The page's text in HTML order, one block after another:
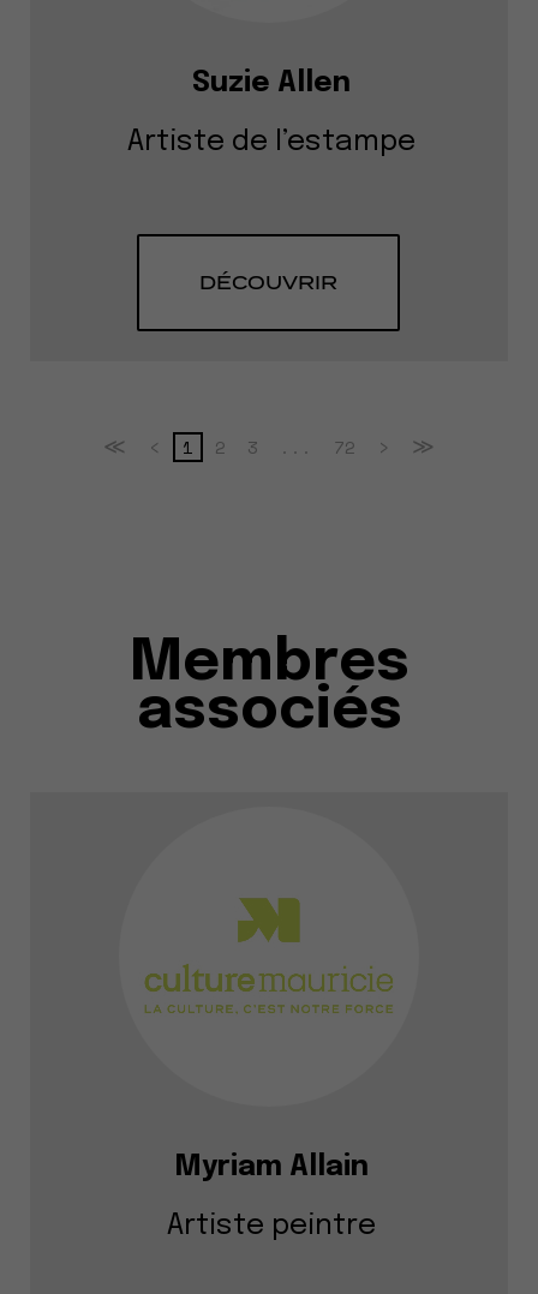
Suzie Allen
Artiste de l’estampe
DÉCOUVRIR
≪ < 1 2 3 ... 72 > ≫
Membres
associés
Myriam Allain
Artiste peintre